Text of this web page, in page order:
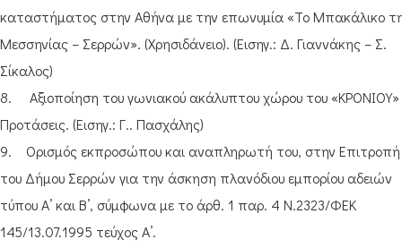
καταστήματος στην Αθήνα με την επωνυμία «Το Μπακάλικο
Μεσσηνίας – Σερρών». (Χρησιδάνειο). (Εισηγ.: Δ. Γιαννάκης – Σ.
Σίκαλος)
8. Αξιοποίηση του γωνιακού ακάλυπτου χώρου του «ΚΡΟΝΙΟΥ»
Προτάσεις. (Εισηγ.: Γ.. Πασχάλης)
9. Ορισμός εκπροσώπου και αναπληρωτή του, στην Επιτροπή
του Δήμου Σερρών για την άσκηση πλανόδιου εμπορίου αδειών
τύπου Α’ και Β’, σύμφωνα με το άρθ. 1 παρ. 4 Ν.2323/ΦΕΚ
145/13.07.1995 τεύχος Α’.